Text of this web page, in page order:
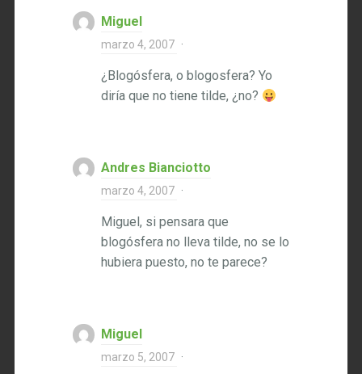
Miguel
marzo 4, 2007 ·
¿Blogósfera, o blogosfera? Yo
diría que no tiene tilde, ¿no?
Andres Bianciotto
marzo 4, 2007 ·
Miguel, si pensara que
blogósfera no lleva tilde, no se lo
hubiera puesto, no te parece?
Miguel
marzo 5, 2007 ·